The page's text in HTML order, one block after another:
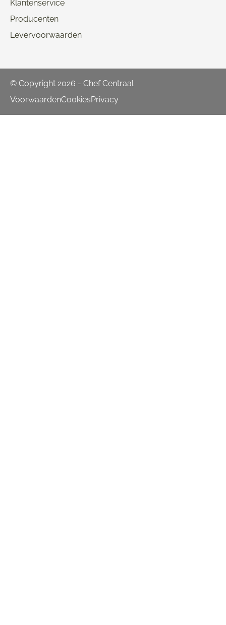
Klantenservice
Producenten
Levervoorwaarden
© Copyright 2026 - Chef Centraal
VoorwaardenCookiesPrivacy